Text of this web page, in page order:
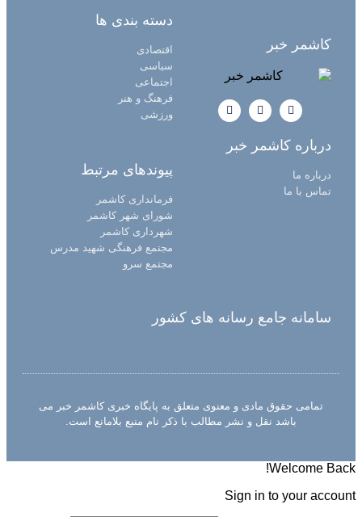
کاشمر خبر
دسته بندی ها
اقتصادی
سیاسی
اجتماعی
فرهنگ و هنر
ورزشی
درباره کاشمر خبر
درباره ما
تماس با ما
پیوندهای مرتبط
فرمانداری کاشمر
شورای شهر کاشمر
شهرداری کاشمر
مجتمع فرهنگی شهید مدرس
مجتمع سرو
سامانه جامع رسانه های کشور
تمامی حقوق مادی و معنوی متعلق به پایگاه خبری کاشمر خبر می
باشد نقل و نشر مطالب با ذکر نام منبع بلامانع است.
Welcome Back!
Sign in to your account